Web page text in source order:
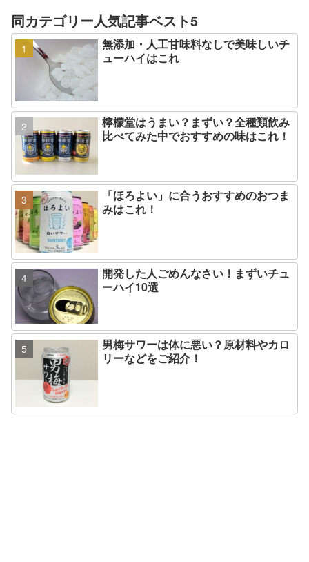
同カテゴリー人気記事ベスト5
無添加・人工甘味料なしで美味しいチ
ューハイはこれ
檸檬堂はうまい？まずい？全種類飲み
比べてみた中でおすすめの味はこれ！
「ほろよい」に合うおすすめのおつま
みはこれ！
開発した人ごめんなさい！まずいチュ
ーハイ10選
男梅サワーは体に悪い？原材料やカロ
リーなどをご紹介！